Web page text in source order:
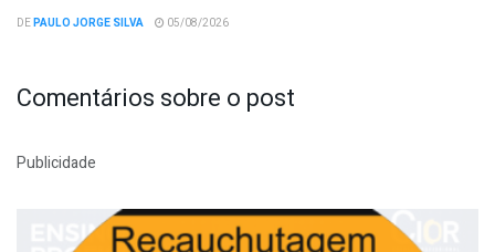
DEPAULO JORGE SILVA 05/08/2026
Comentários sobre o post
Publicidade